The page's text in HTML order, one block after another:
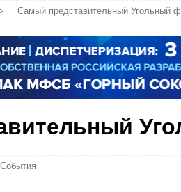
Самый представительный Угольный
События